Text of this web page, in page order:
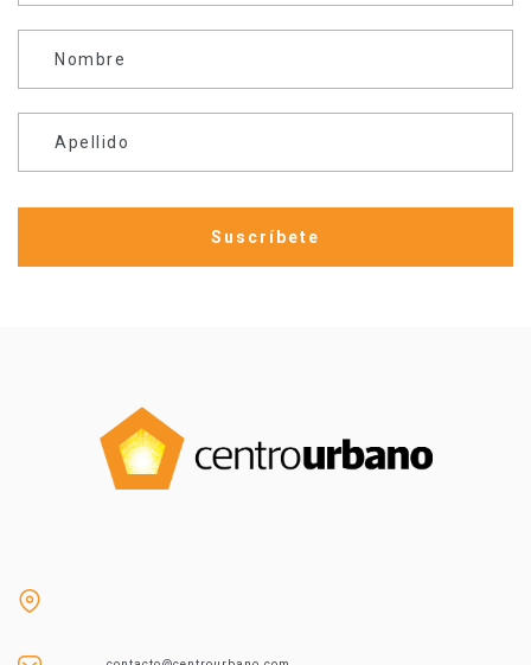
Nombre
Apellido